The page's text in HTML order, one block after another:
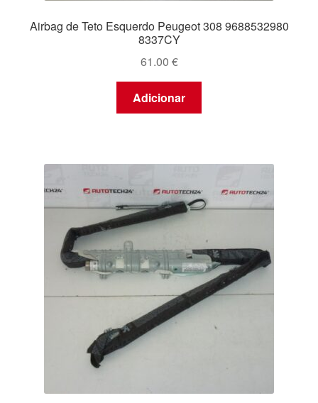
Airbag de Teto Esquerdo Peugeot 308 9688532980
8337CY
61.00 €
Adicionar